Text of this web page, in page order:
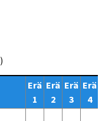
)
Erä
1
Erä
2
Erä
3
Erä
4